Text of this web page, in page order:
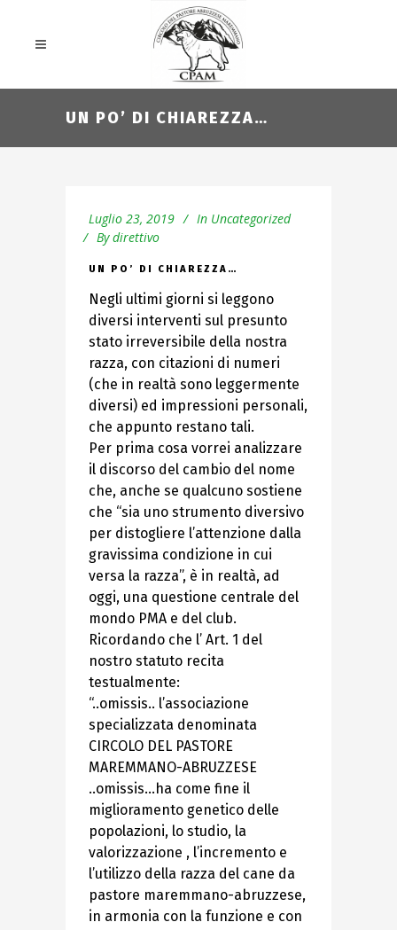
UN PO’ DI CHIAREZZA…
Luglio 23, 2019 In Uncategorized
By direttivo
UN PO’ DI CHIAREZZA…
Negli ultimi giorni si leggono
diversi interventi sul presunto
stato irreversibile della nostra
razza, con citazioni di numeri
(che in realtà sono leggermente
diversi) ed impressioni personali,
che appunto restano tali.
Per prima cosa vorrei analizzare
il discorso del cambio del nome
che, anche se qualcuno sostiene
che “sia uno strumento diversivo
per distogliere l’attenzione dalla
gravissima condizione in cui
versa la razza”, è in realtà, ad
oggi, una questione centrale del
mondo PMA e del club.
Ricordando che l’ Art. 1 del
nostro statuto recita
testualmente:
“..omissis.. l’associazione
specializzata denominata
CIRCOLO DEL PASTORE
MAREMMANO-ABRUZZESE
..omissis…ha come fine il
miglioramento genetico delle
popolazioni, lo studio, la
valorizzazione , l’incremento e
l’utilizzo della razza del cane da
pastore maremmano-abruzzese,
in armonia con la funzione e con